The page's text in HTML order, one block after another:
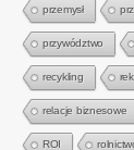
przemysł
przywództwo
recykling
relacje biznesowe
ROI